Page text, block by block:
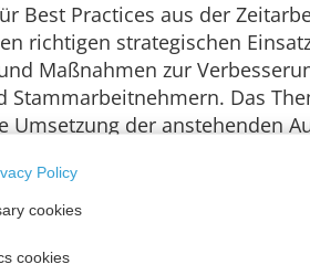
Best Practices aus der
richtigen strategischen
Maßnahmen zur
Stammarbeitnehmern. Das
der anstehenden
978-3-931193-70-6
Policy
cookies
cookies